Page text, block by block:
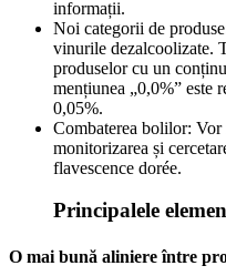
informații.
Noi categorii de
vinurile dezalcoolizate.
produselor cu un
mențiunea „0,0%” este
0,05%.
Combaterea bolilor: Vor
monitorizarea și
flavescence dorée.
Principalele
O mai bună aliniere între